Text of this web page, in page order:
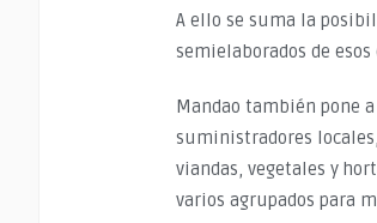
A ello se suma la
semielaborados de
Mandao también pone
suministradores
viandas, vegetales y
varios agrupados para